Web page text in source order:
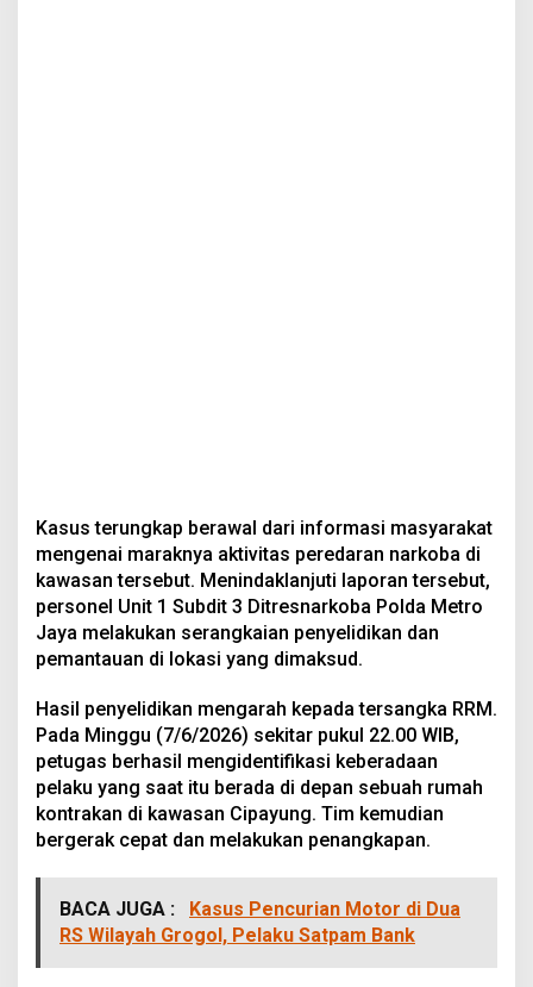
Kasus terungkap berawal dari informasi masyarakat
mengenai maraknya aktivitas peredaran narkoba di
kawasan tersebut. Menindaklanjuti laporan tersebut,
personel Unit 1 Subdit 3 Ditresnarkoba Polda Metro
Jaya melakukan serangkaian penyelidikan dan
pemantauan di lokasi yang dimaksud.
Hasil penyelidikan mengarah kepada tersangka RRM.
Pada Minggu (7/6/2026) sekitar pukul 22.00 WIB,
petugas berhasil mengidentifikasi keberadaan
pelaku yang saat itu berada di depan sebuah rumah
kontrakan di kawasan Cipayung. Tim kemudian
bergerak cepat dan melakukan penangkapan.
BACA JUGA :
Kasus Pencurian Motor di Dua
RS Wilayah Grogol, Pelaku Satpam Bank